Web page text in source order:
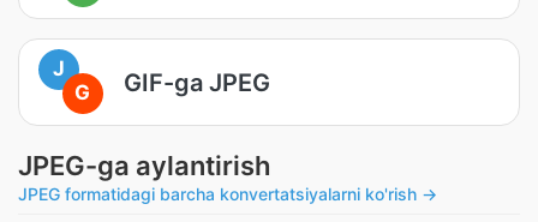
J
G
GIF-ga JPEG
JPEG-ga aylantirish
JPEG formatidagi barcha konvertatsiyalarni ko'rish →